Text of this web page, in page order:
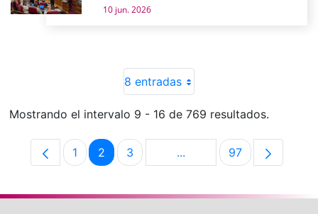
10 jun. 2026
8 entradas
Mostrando el intervalo 9 - 16 de 769 resultados.
Página
1 Página
2 Página
3 ...Páginas intermedias Use
Página
97